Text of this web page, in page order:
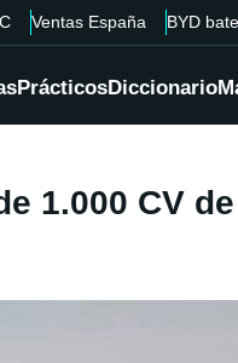
Ventas España BYD
PrácticosDiccionario
1.000 CV